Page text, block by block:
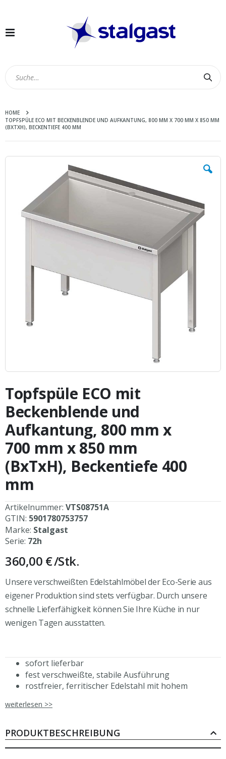
Navigation
HOME
TOPFSPÜLE ECO MIT BECKENBLENDE UND AUFKANTUNG, 800 MM X 700 MM X 850 MM
(BXTXH), BECKENTIEFE 400 MM
Zum
Bildergalerie
Anfang
der
Bildergalerie
springen
Topfspüle ECO mit
Beckenblende und
Aufkantung, 800 mm x
700 mm x 850 mm
(BxTxH), Beckentiefe 400
mm
Artikelnummer: VTS08751A
GTIN: 5901780753757
Marke: Stalgast
Serie: 72h
360,00 €/Stk.
Unsere verschweißten Edelstahlmöbel der Eco-Serie aus
eigener Produktion sind stets verfügbar. Durch unsere
schnelle Lieferfähigkeit können Sie Ihre Küche in nur
wenigen Tagen ausstatten.
sofort lieferbar
fest verschweißte, stabile Ausführung
rostfreier, ferritischer Edelstahl mit hohem
Plattenstärke ca. 1,2 mm
Beckengröße 686x570 mm (BxT)
Beckenstärke ca. 1 mm
weiterlesen >>
PRODUKTBESCHREIBUNG